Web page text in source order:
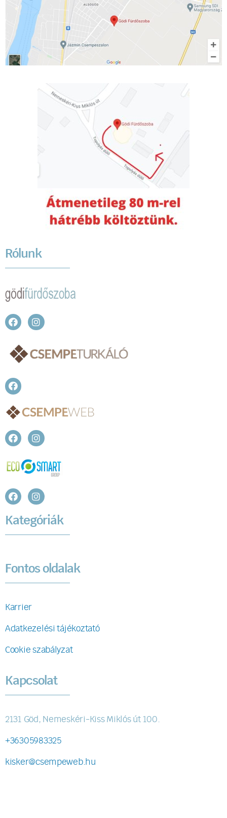
Rólunk
Kategóriák
Fontos oldalak
Karrier
Adatkezelési tájékoztató
Cookie szabályzat
Kapcsolat
2131 Göd, Nemeskéri-Kiss Miklós út 100.
+36305983325
kisker@csempeweb.hu